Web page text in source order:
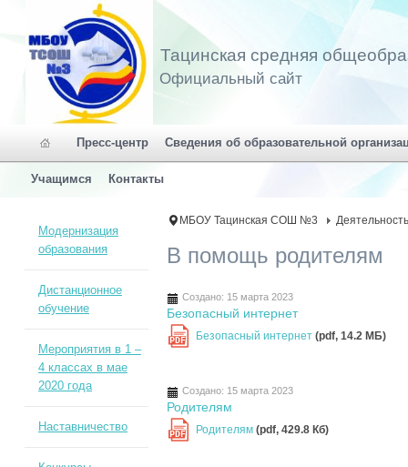
Тацинская средняя
Официальный сайт
Пресс-центр Сведения об образовательной
Учащимся Контакты
МБОУ Тацинская СОШ №3
В помощь родителям
Создано: 15 марта 2023
Безопасный интернет
PDF Безопасный интернет(pdf, 14.2 MБ)
Создано: 15 марта 2023
Родителям
PDF Родителям(pdf, 429.8 Кб)
Модернизация
образования
Дистанционное
обучение
Мероприятия в 1 –
4 классах в мае
2020 года
Наставничество